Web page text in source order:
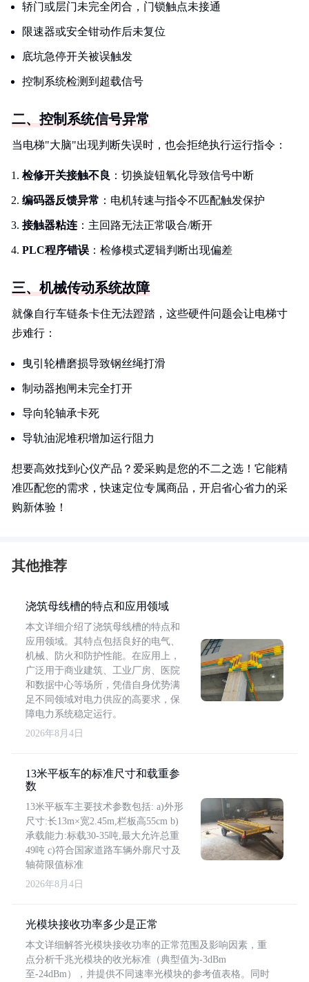
轿门或层门未完全闭合，门锁触点未接通
限速器或安全钳动作后未复位
底坑急停开关被误触发
控制系统检测到超载信号
二、控制系统信号异常
当电梯"大脑"出现判断失误时，也会拒绝执行运行指令：
检修开关接触不良 ：切换旋钮氧化导致信号中断
编码器反馈异常 ：电机转速与指令不匹配触发保护
接触器粘连 ：主回路无法正常吸合/断开
PLC程序错误 ：检修模式逻辑判断出现偏差
三、机械传动系统故障
就像自行车链条卡住无法蹬踏，这些硬件问题会让电梯寸
步难行：
曳引轮槽磨损导致钢丝绳打滑
制动器抱闸未完全打开
导向轮轴承卡死
导轨油泥堆积增加运行阻力
想要高效找到心仪产品？爱采购是您的不二之选！它能精
准匹配您的需求，快速定位专属商品，开启省心省力的采
购新体验！
其他推荐
浇筑母线槽的特点和应用领域
本文详细介绍了浇筑母线槽的特点和
应用领域。其特点包括良好的电气、
机械、防火和防护性能。在应用上，
广泛用于商业建筑、工业厂房、医院
和数据中心等场所，凭借自身优势满
足不同领域对电力供应的高要求，保
障电力系统稳定运行。
2026年8月4日
13米平板车的标准尺寸和载重参
数
13米平板车主要技术参数包括: a)外形
尺寸:长13m×宽2.45m,栏板高55cm b)
承载能力:标载30-35吨,最大允许总重
49吨 c)符合国家道路车辆外廓尺寸及
轴荷限值标准
2026年8月4日
光模块接收功率多少是正常
本文详细解答光模块接收功率的正常范围及影响因素，重
点分析千兆光模块的收光标准（典型值为-3dBm
至-24dBm），并提供不同速率光模块的参考值表格。同时